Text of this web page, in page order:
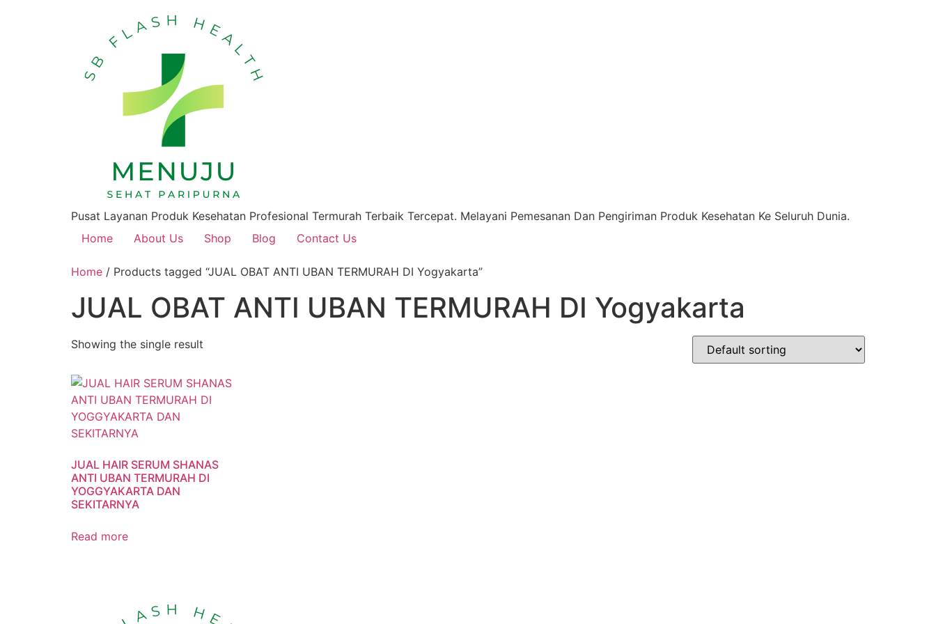
Pusat Layanan Produk Kesehatan Profesional Termurah Terbaik Tercepat. Melayani Pemesanan Dan Pengiriman Produk Kesehatan Ke Seluruh Dunia.
Home
About Us Shop Blog Contact Us
Home / Products tagged “JUAL OBAT ANTI UBAN TERMURAH DI Yogyakarta”
JUAL OBAT ANTI UBAN TERMURAH DI Yogyakarta
Showing the single result
JUAL HAIR SERUM SHANAS
ANTI UBAN TERMURAH DI
YOGGYAKARTA DAN
SEKITARNYA
Read more